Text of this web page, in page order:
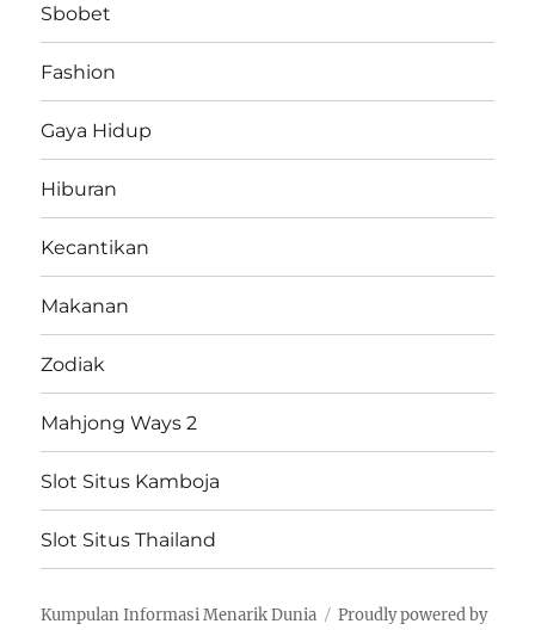
Sbobet
Fashion
Gaya Hidup
Hiburan
Kecantikan
Makanan
Zodiak
Mahjong Ways 2
Slot Situs Kamboja
Slot Situs Thailand
Kumpulan Informasi Menarik Dunia Proudly powered by